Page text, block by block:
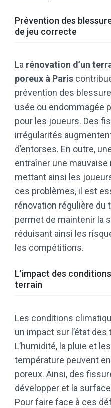
Prévention des
de jeu correcte
La rénovation d’un
poreux à Paris
prévention des
usée ou endommagée
pour les joueurs. Des
irrégularités
d’entorses. En outre,
entraîner une
mettant ainsi les
ces problèmes, il est
rénovation régulière du
permet de maintenir la
réduisant ainsi les
les compétitions.
L’impact des
terrain
Les conditions
un impact sur l’état
L’humidité, la pluie et
température peuvent
poreux. Ainsi, des
développer et la
Pour faire face à ces